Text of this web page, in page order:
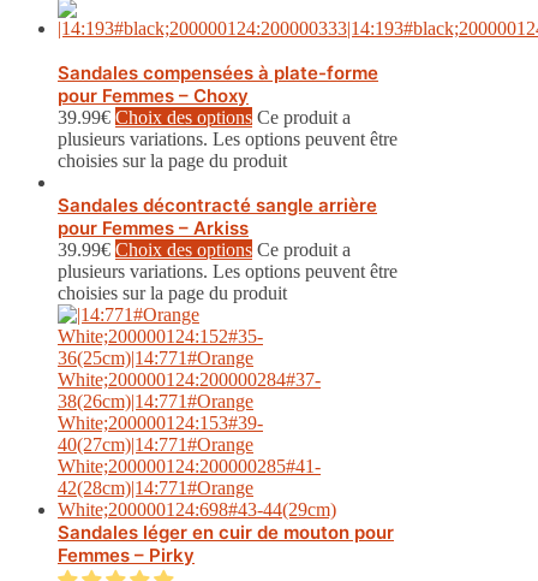
Sandales compensées à plate-forme
pour Femmes – Choxy
39.99€ Choix des options Ce produit a
plusieurs variations. Les options peuvent être
choisies sur la page du produit
Sandales décontracté sangle arrière
pour Femmes – Arkiss
39.99€ Choix des options Ce produit a
plusieurs variations. Les options peuvent être
choisies sur la page du produit
Sandales léger en cuir de mouton pour
Femmes – Pirky